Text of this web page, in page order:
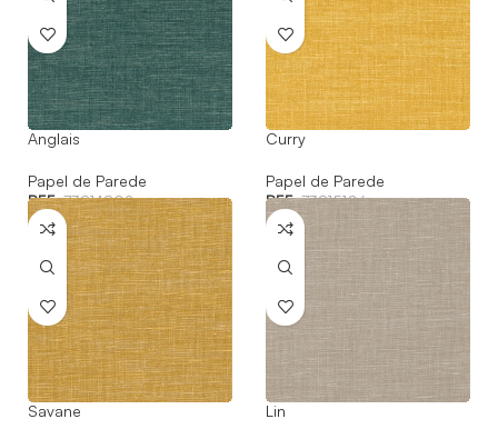
Anglais
Papel de Parede
REF:73814802
Curry
Papel de Parede
REF:73815106
Savane Lin